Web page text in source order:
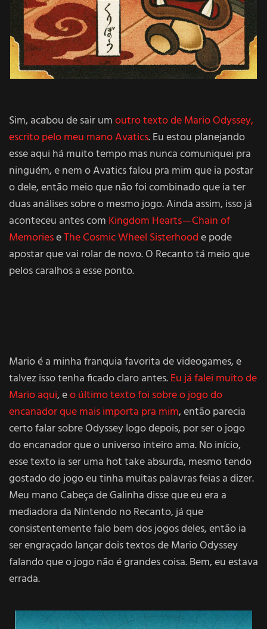
Sim, acabou de sair umoutro texto de Mario Odyssey,
escrito pelo meu mano Avatics. Eu estou planejando
esse aqui há muito tempo mas nunca comuniquei pra
ninguém, e nem o Avatics falou pra mim que ia postar
o dele, então meio que não foi combinado que ia ter
duas análises sobre o mesmo jogo. Ainda assim, isso já
aconteceu antes com Kingdom Hearts — Chain of
MemorieseThe Cosmic Wheel Sisterhoode pode
apostar que vai rolar de novo. O Recanto tá meio que
pelos caralhos a esse ponto.
Mario é a minha franquia favorita de videogames, e
talvez isso tenha ficado claro antes.Eu já falei muito de
Mario aqui, eo último texto foi sobre o jogo do
encanador que mais importa pra mim, então parecia
certo falar sobre Odyssey logo depois, por ser o jogo
do encanador que o universo inteiro ama. No início,
esse texto ia ser uma hot take absurda, mesmo tendo
gostado do jogo eu tinha muitas palavras feias a dizer.
Meu mano Cabeça de Galinha disse que eu era a
mediadora da Nintendo no Recanto, já que
consistentemente falo bem dos jogos deles, então ia
ser engraçado lançar dois textos de Mario Odyssey
falando que o jogo não é grandes coisa. Bem, eu estava
errada.